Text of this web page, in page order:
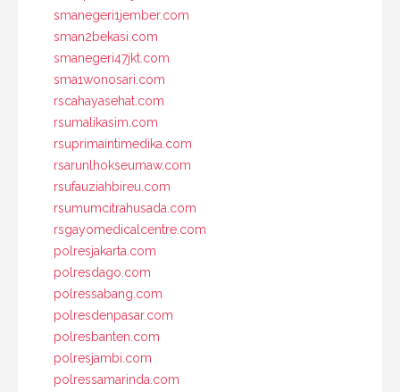
smanegeri1jember.com
sman2bekasi.com
smanegeri47jkt.com
sma1wonosari.com
rscahayasehat.com
rsumalikasim.com
rsuprimaintimedika.com
rsarunlhokseumaw.com
rsufauziahbireu.com
rsumumcitrahusada.com
rsgayomedicalcentre.com
polresjakarta.com
polresdago.com
polressabang.com
polresdenpasar.com
polresbanten.com
polresjambi.com
polressamarinda.com